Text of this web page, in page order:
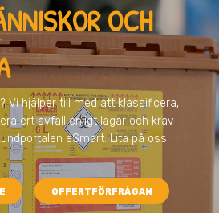
OCH
? Vi hjälper till med att klassificera,
ert avfall enligt lagar och krav –
eSmart. Lita på oss.
OFFERTFÖRFRÅGAN